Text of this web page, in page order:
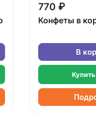
770 ₽
Конфеты в
В